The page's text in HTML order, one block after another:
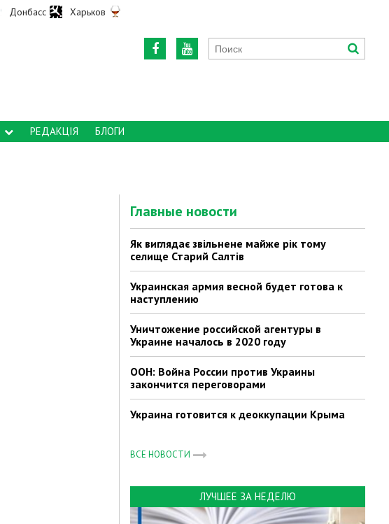
Донбасс Харьков
РЕДАКЦІЯ БЛОГИ
Главные новости
Як виглядає звільнене майже рік тому
селище Старий Салтів
Украинская армия весной будет готова к
наступлению
Уничтожение российской агентуры в
Украине началось в 2020 году
ООН: Война России против Украины
закончится переговорами
Украина готовится к деоккупации Крыма
ВСЕ НОВОСТИ
ЛУЧШЕЕ ЗА НЕДЕЛЮ